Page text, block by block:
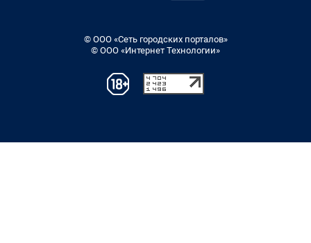
© ООО «Сеть городских порталов»
© ООО «Интернет Технологии»